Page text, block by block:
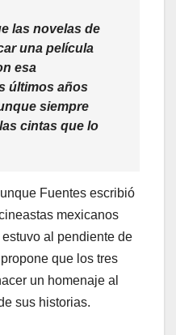
las novelas de
una película
esa
últimos años
siempre
cintas que lo
Fuentes escribió
mexicanos
al pendiente de
que los tres
un homenaje al
sus historias.